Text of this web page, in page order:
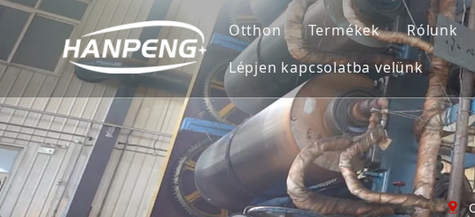
Otthon Termékek
Övtisztító rendszerek
Impact System
Szíjtárcsa késés
Hideg illesztési és
Rólunk
Videó
Lépjen kapcsolatba velünk